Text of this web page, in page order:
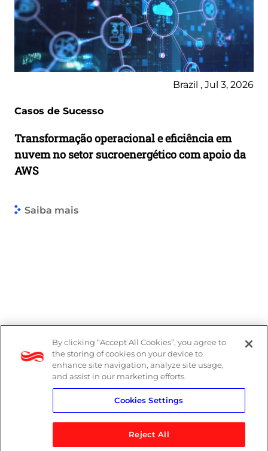
Brazil , Jul 3, 2026
Casos de Sucesso
Transformação operacional e eficiência em
nuvem no setor sucroenergético com apoio da
AWS
Saiba mais
By clicking “Accept All Cookies”, you agree to
the storing of cookies on your device to
enhance site navigation, analyze site usage,
and assist in our marketing efforts.
Cookies Settings
Reject All